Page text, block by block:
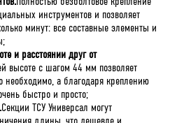
инструментов и позволяет
минут: все составные элементы и
и расстоянии друг от
высоте с шагом 44 мм позволяет
необходимо, а благодаря креплению
быстро и просто;
Секции ТСУ Универсал могут
длины, что дешевле и